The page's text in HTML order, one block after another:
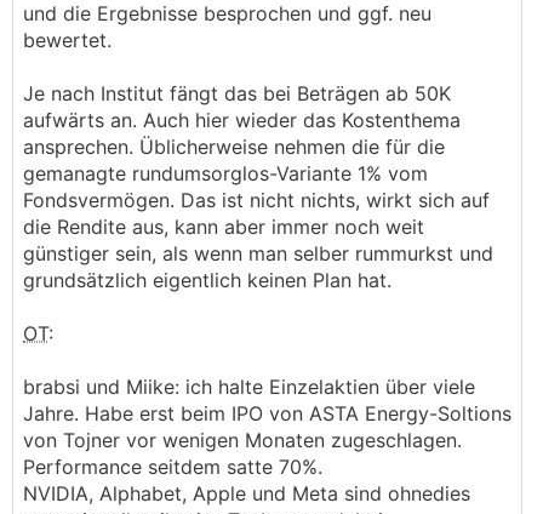
und die Ergebnisse besprochen und ggf. neu
bewertet.
Je nach Institut fängt das bei Beträgen ab 50K
aufwärts an. Auch hier wieder das Kostenthema
ansprechen. Üblicherweise nehmen die für die
gemanagte rundumsorglos-Variante 1% vom
Fondsvermögen. Das ist nicht nichts, wirkt sich auf
die Rendite aus, kann aber immer noch weit
günstiger sein, als wenn man selber rummurkst und
grundsätzlich eigentlich keinen Plan hat.
OT:
brabsi und Miike: ich halte Einzelaktien über viele
Jahre. Habe erst beim IPO von ASTA Energy-Soltions
von Tojner vor wenigen Monaten zugeschlagen.
Performance seitdem satte 70%.
NVIDIA, Alphabet, Apple und Meta sind ohnedies